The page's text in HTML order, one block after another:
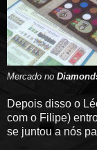
Mercado no
Depois disso o
com o Filipe)
se juntou a nós